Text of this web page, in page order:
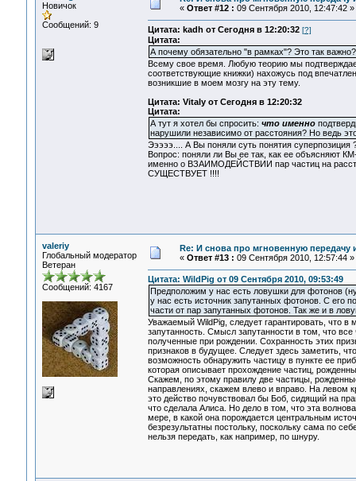
Новичок
Сообщений: 9
« Ответ #12 : 09 Сентября 2010, 12:47:42 »
Цитата: kadh от Сегодня в 12:20:32 [?]
Цитата:
А почему обязательно "в рамках"? Это так важно?
Всему свое время. Любую теорию мы
соответствующие книжки) нахожусь под
возникшие в моем мозгу на эту тему.
Цитата: Vitaly от Сегодня в 12:20:32
Цитата:
А тут я хотел бы спросить: что именно
нарушили независимо от расстояния? Но ведь
Эээээ.... А Вы поняли суть понятия
Вопрос: поняли ли Вы ее так, как ее объясняют
именно о ВЗАИМОДЕЙСТВИИ пар частиц на
СУЩЕСТВУЕТ !!!!
valeriy
Глобальный модератор
Ветеран
Сообщений: 4167
Re: И снова про мгновенную
« Ответ #13 : 09 Сентября 2010, 12:57:44 »
Цитата: WildPig от 09 Сентября 2010, 09:53:49
Предположим у нас есть ловушки для фотонов
у нас есть источник запутанных фотонов. С
части от пар запутанных фотонов. Так же и в
Уважаемый WildPig, следует гарантировать, что
запутанность. Смысл запутанности в том, что
полученные при рождении. Сохранность этих
признаков в будущее. Следует здесь заметить,
возможность обнаружить частицу в пункте ее
которая описывает прохождение частиц,
Скажем, по этому правилу две частицы,
направлениях, скажем влево и вправо. На левом
это действо почувствовал бы Боб, сидящий на
что сделала Алиса. Но дело в том, что эта
мере, в какой она порождается центральным
безрезультатны постольку, поскольку сама по
нельзя передать, как например, по шнуру.